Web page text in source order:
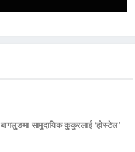
बागलुङमा सामुदायिक कुकुरलाई ‘होस्टेल’